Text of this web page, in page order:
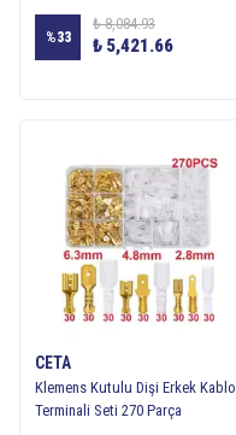
%33
₺ 8,084.93
₺ 5,421.66
CETA
Klemens Kutulu Dişi Erkek Kablo
Terminali Seti 270 Parça